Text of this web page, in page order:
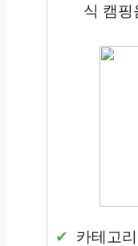
식 캠핑
카테고